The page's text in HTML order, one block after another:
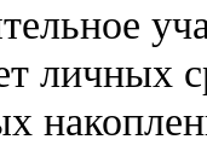
личных